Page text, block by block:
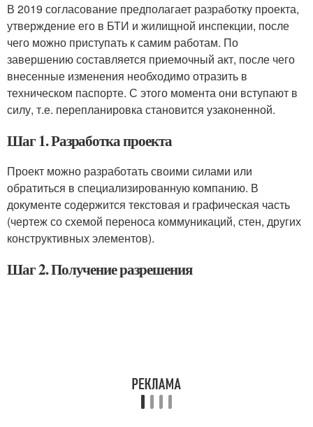
В 2019 согласование предполагает разработку проекта,
утверждение его в БТИ и жилищной инспекции, после
чего можно приступать к самим работам. По
завершению составляется приемочный акт, после чего
внесенные изменения необходимо отразить в
техническом паспорте. С этого момента они вступают в
силу, т.е. перепланировка становится узаконенной.
Шаг 1. Разработка проекта
Проект можно разработать своими силами или
обратиться в специализированную компанию. В
документе содержится текстовая и графическая часть
(чертеж со схемой переноса коммуникаций, стен, других
конструктивных элементов).
Шаг 2. Получение разрешения